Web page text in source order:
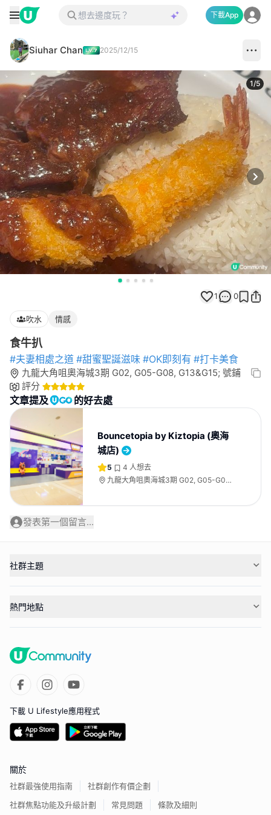
下載App
Siuhar Chan 2025/12/15
1/5
1 0
吹水 情感
食牛扒
#夫妻相處之道 #甜蜜聖誕滋味 #OK即刻有 #打卡美食
九龍大角咀奧海城3期 G02, G05-G08, G13&G15; 號鋪
評分
文章提及 的好去處
Bouncetopia by Kiztopia (奧海
城店)
5 4 人想去
九龍大角咀奧海城3期 G02, G05-G08,
發表第一個留言...
社群主題
熱門地點
下載 U Lifestyle應用程式
關於
社群最強使用指南
社群創作有價企劃
社群焦點功能及升級計劃
常見問題 條款及細則